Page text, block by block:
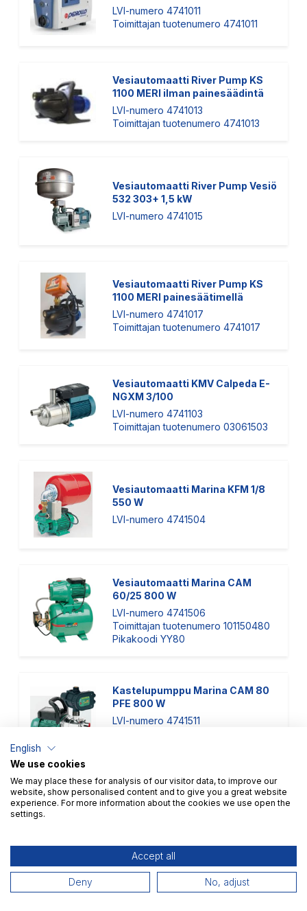
LVI-numero 4741011
Toimittajan tuotenumero 4741011
Vesiautomaatti River Pump KS
1100 MERI ilman painesäädintä
LVI-numero 4741013
Toimittajan tuotenumero 4741013
Vesiautomaatti River Pump Vesiö
532 303+ 1,5 kW
LVI-numero 4741015
Vesiautomaatti River Pump KS
1100 MERI painesäätimellä
LVI-numero 4741017
Toimittajan tuotenumero 4741017
Vesiautomaatti KMV Calpeda E-
NGXM 3/100
LVI-numero 4741103
Toimittajan tuotenumero 03061503
Vesiautomaatti Marina KFM 1/8
550 W
LVI-numero 4741504
Vesiautomaatti Marina CAM
60/25 800 W
LVI-numero 4741506
Toimittajan tuotenumero 101150480
Pikakoodi YY80
Kastelupumppu Marina CAM 80
PFE 800 W
LVI-numero 4741511
Kastelupumppu Speroni KS 1100
Vesiautomaatti Speroni
English
We use cookies
We may place these for analysis of our visitor data, to improve our
website, show personalised content and to give you a great website
experience. For more information about the cookies we use open the
settings.
Accept all
Deny No, adjust